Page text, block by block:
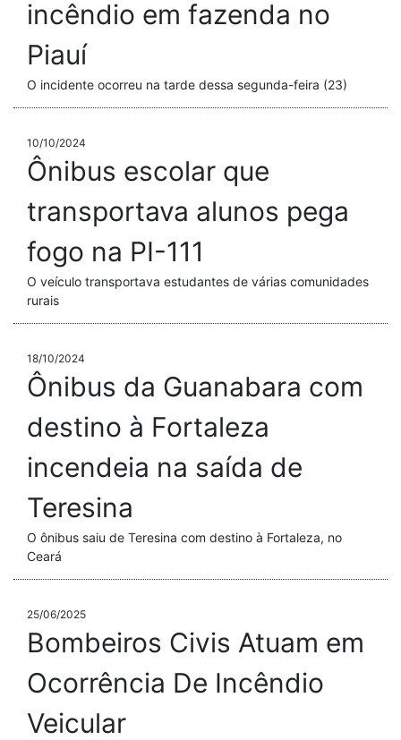
incêndio em fazenda no
Piauí
O incidente ocorreu na tarde dessa segunda-feira (23)
10/10/2024
Ônibus escolar que
transportava alunos pega
fogo na PI-111
O veículo transportava estudantes de várias comunidades
rurais
18/10/2024
Ônibus da Guanabara com
destino à Fortaleza
incendeia na saída de
Teresina
O ônibus saiu de Teresina com destino à Fortaleza, no
Ceará
25/06/2025
Bombeiros Civis Atuam em
Ocorrência De Incêndio
Veicular